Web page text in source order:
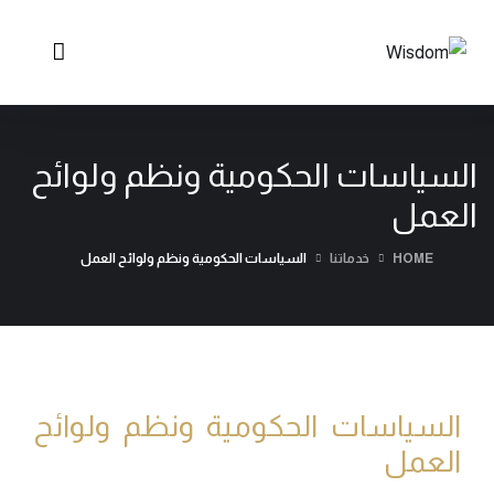
السياسات الحكومية ونظم ولوائح
العمل
HOME خدماتنا السياسات الحكومية ونظم ولوائح العمل
السياسات الحكومية ونظم ولوائح
العمل